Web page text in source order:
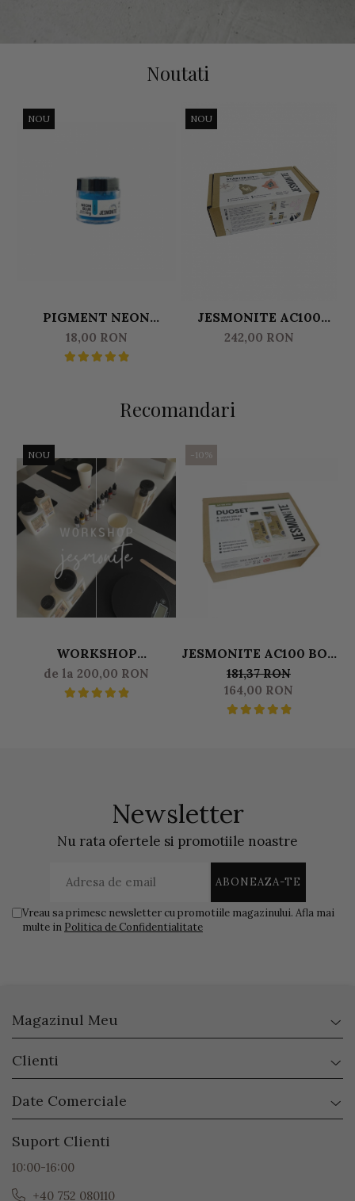
Noutati
NOU
PIGMENT NEON
PULBERE 10 GR
JESMONITE ALBASTRU
18,00 RON
NOU
JESMONITE AC100
MINIKIT - SET
242,00 RON
Recomandari
NOU
WORKSHOP
JESMONITE
de la 200,00 RON
-10%
JESMONITE AC100 BOX
DUOSET 0,500 L LICHID
& 1250 KG BAZA
181,37 RON
164,00 RON
Newsletter
Nu rata ofertele si promotiile noastre
Vreau sa primesc newsletter cu promotiile magazinului. Afla mai
multe in Politica de Confidentialitate
Magazinul Meu
Clienti
Date Comerciale
Suport Clienti
10:00-16:00
+40 752 080110